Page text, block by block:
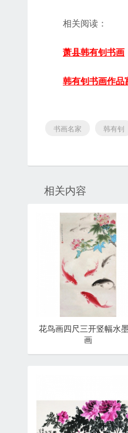
相关阅读：
萧县韩有钊书画
韩有钊书画作品
书画名家 韩有钊
相关内容
花鸟画四尺三开竖幅水
画